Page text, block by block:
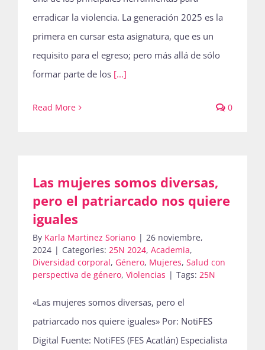
Bienvenida generación 2027-1
erradicar la violencia. La generación 2025 es la
primera en cursar esta asignatura, que es un
requisito para el egreso; pero más allá de sólo
formar parte de los [...]
Read More 0
Las mujeres somos diversas,
pero el patriarcado nos quiere
iguales
By Karla Martinez Soriano | 26 noviembre,
2024 | Categories: 25N 2024, Academia,
Diversidad corporal, Género, Mujeres, Salud con
perspectiva de género, Violencias | Tags: 25N
«Las mujeres somos diversas, pero el
patriarcado nos quiere iguales» Por: NotiFES
Digital Fuente: NotiFES (FES Acatlán) Especialista